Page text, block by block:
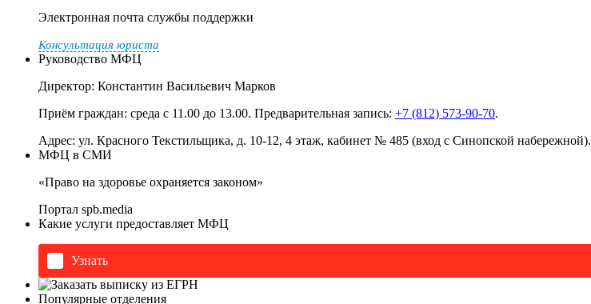
Электронная почта службы поддержки
Консультация юриста
Руководство МФЦ
Директор: Константин Васильевич Марков
Приём граждан: среда с 11.00 до 13.00. Предварительная запись: +7 (812) 573-90-70.
Адрес: ул. Красного Текстильщика, д. 10-12, 4 этаж, кабинет № 485 (вход с Синопской набережной).
МФЦ в СМИ
«Право на здоровье охраняется законом»
Портал spb.media
Какие услуги предоставляет МФЦ
Узнать
Популярные отделения